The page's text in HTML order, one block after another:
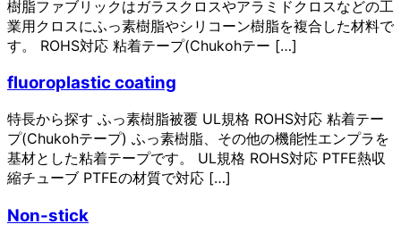
樹脂ファブリックはガラスクロスやアラミドクロスなどの⼯
業⽤クロスにふっ素樹脂やシリコーン樹脂を複合した材料で
す。 ROHS対応 粘着テープ(Chukohテー […]
fluoroplastic coating
特長から探す ふっ素樹脂被覆 UL規格 ROHS対応 粘着テー
プ(Chukohテープ) ふっ素樹脂、その他の機能性エンプラを
基材とした粘着テープです。 UL規格 ROHS対応 PTFE熱収
縮チューブ PTFEの材質で対応 […]
Non-stick